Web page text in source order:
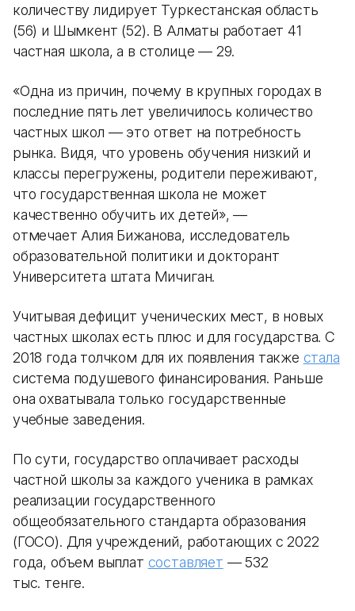
количеству лидирует Туркестанская область
(56) и Шымкент (52). В Алматы работает 41
частная школа, а в столице — 29.
«Одна из причин, почему в крупных городах в
последние пять лет увеличилось количество
частных школ — это ответ на потребность
рынка. Видя, что уровень обучения низкий и
классы перегружены, родители переживают,
что государственная школа не может
качественно обучить их детей», —
отмечает Алия Бижанова, исследователь
образовательной политики и докторант
Университета штата Мичиган.
Учитывая дефицит ученических мест, в новых
частных школах есть плюс и для государства. С
2018 года толчком для их появления также стала
система подушевого финансирования. Раньше
она охватывала только государственные
учебные заведения.
По сути, государство оплачивает расходы
частной школы за каждого ученика в рамках
реализации государственного
общеобязательного стандарта образования
(ГОСО). Для учреждений, работающих с 2022
года, объем выплат составляет — 532
тыс. тенге.